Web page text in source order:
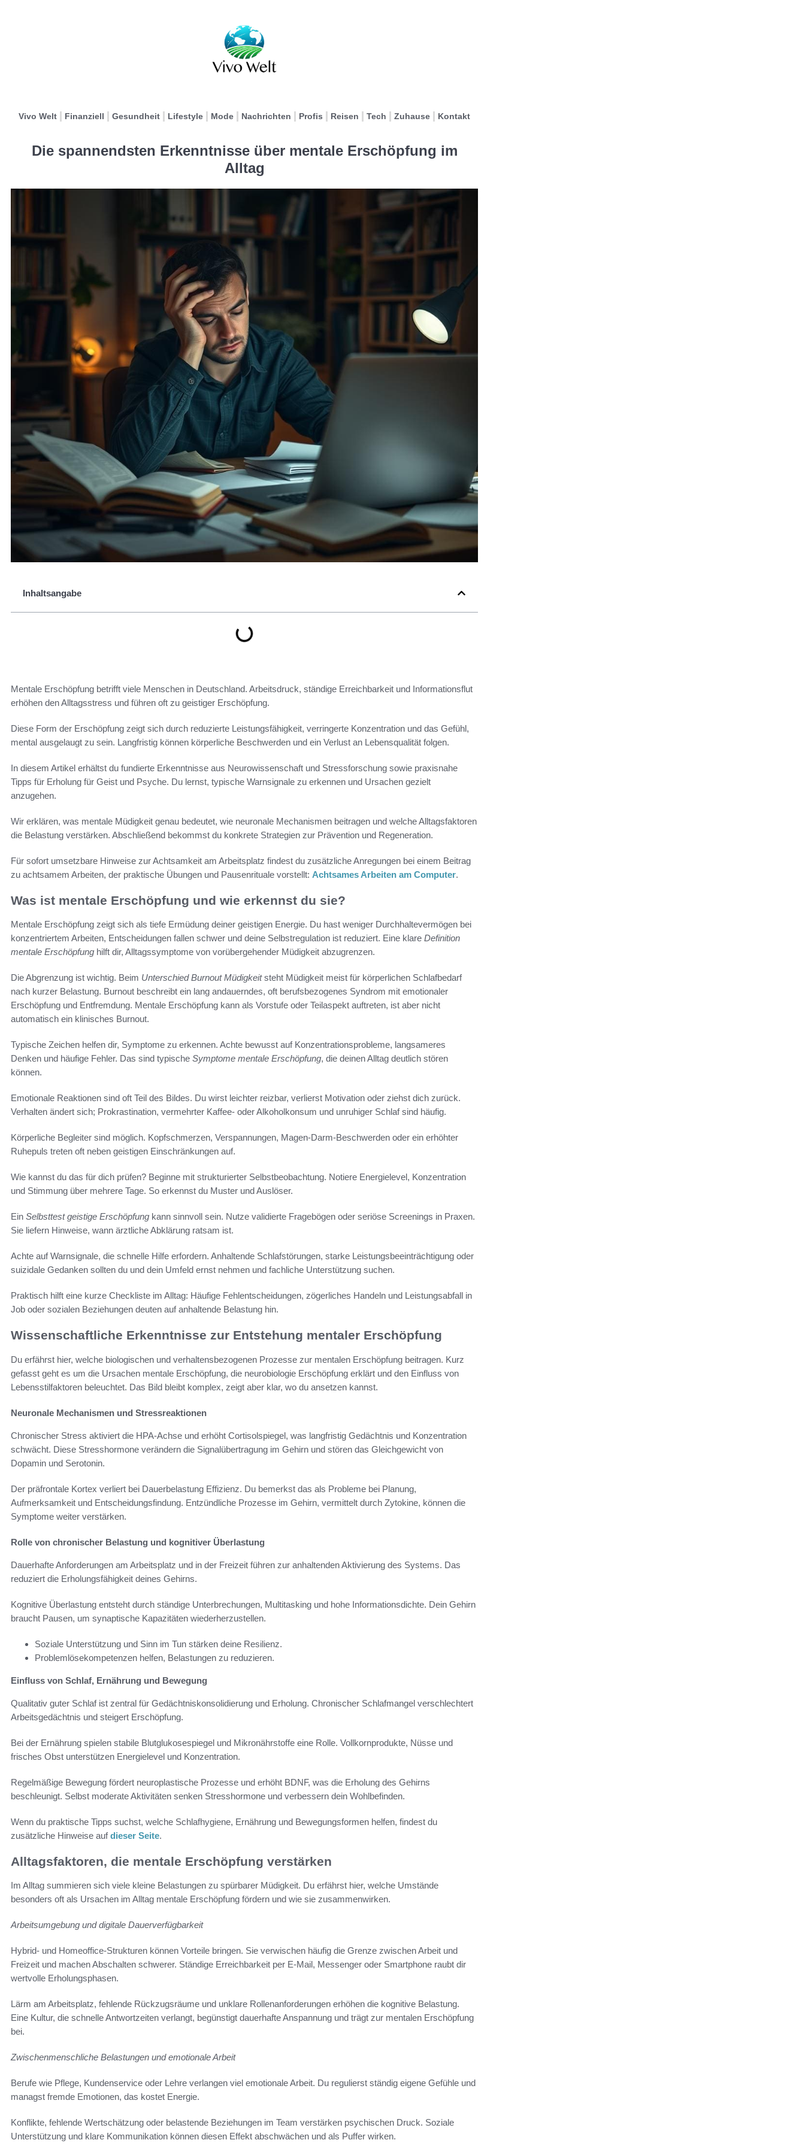
Vivo Welt Finanziell Gesundheit Lifestyle Mode Nachrichten Profis Reisen Tech Zuhause Kontakt
Die spannendsten Erkenntnisse über mentale Erschöpfung im
Alltag
Inhaltsangabe
Mentale Erschöpfung betrifft viele Menschen in Deutschland. Arbeitsdruck, ständige Erreichbarkeit und Informationsflut
erhöhen den Alltagsstress und führen oft zu geistiger Erschöpfung.
Diese Form der Erschöpfung zeigt sich durch reduzierte Leistungsfähigkeit, verringerte Konzentration und das Gefühl,
mental ausgelaugt zu sein. Langfristig können körperliche Beschwerden und ein Verlust an Lebensqualität folgen.
In diesem Artikel erhältst du fundierte Erkenntnisse aus Neurowissenschaft und Stressforschung sowie praxisnahe
Tipps für Erholung für Geist und Psyche. Du lernst, typische Warnsignale zu erkennen und Ursachen gezielt
anzugehen.
Wir erklären, was mentale Müdigkeit genau bedeutet, wie neuronale Mechanismen beitragen und welche Alltagsfaktoren
die Belastung verstärken. Abschließend bekommst du konkrete Strategien zur Prävention und Regeneration.
Für sofort umsetzbare Hinweise zur Achtsamkeit am Arbeitsplatz findest du zusätzliche Anregungen bei einem Beitrag
zu achtsamem Arbeiten, der praktische Übungen und Pausenrituale vorstellt: Achtsames Arbeiten am Computer.
Was ist mentale Erschöpfung und wie erkennst du sie?
Mentale Erschöpfung zeigt sich als tiefe Ermüdung deiner geistigen Energie. Du hast weniger Durchhaltevermögen bei
konzentriertem Arbeiten, Entscheidungen fallen schwer und deine Selbstregulation ist reduziert. Eine klare Definition
mentale Erschöpfung hilft dir, Alltagssymptome von vorübergehender Müdigkeit abzugrenzen.
Die Abgrenzung ist wichtig. Beim Unterschied Burnout Müdigkeitsteht Müdigkeit meist für körperlichen Schlafbedarf
nach kurzer Belastung. Burnout beschreibt ein lang andauerndes, oft berufsbezogenes Syndrom mit emotionaler
Erschöpfung und Entfremdung. Mentale Erschöpfung kann als Vorstufe oder Teilaspekt auftreten, ist aber nicht
automatisch ein klinisches Burnout.
Typische Zeichen helfen dir, Symptome zu erkennen. Achte bewusst auf Konzentrationsprobleme, langsameres
Denken und häufige Fehler. Das sind typische Symptome mentale Erschöpfung, die deinen Alltag deutlich stören
können.
Emotionale Reaktionen sind oft Teil des Bildes. Du wirst leichter reizbar, verlierst Motivation oder ziehst dich zurück.
Verhalten ändert sich; Prokrastination, vermehrter Kaffee- oder Alkoholkonsum und unruhiger Schlaf sind häufig.
Körperliche Begleiter sind möglich. Kopfschmerzen, Verspannungen, Magen-Darm-Beschwerden oder ein erhöhter
Ruhepuls treten oft neben geistigen Einschränkungen auf.
Wie kannst du das für dich prüfen? Beginne mit strukturierter Selbstbeobachtung. Notiere Energielevel, Konzentration
und Stimmung über mehrere Tage. So erkennst du Muster und Auslöser.
Ein Selbsttest geistige Erschöpfung kann sinnvoll sein. Nutze validierte Fragebögen oder seriöse Screenings in Praxen.
Sie liefern Hinweise, wann ärztliche Abklärung ratsam ist.
Achte auf Warnsignale, die schnelle Hilfe erfordern. Anhaltende Schlafstörungen, starke Leistungsbeeinträchtigung oder
suizidale Gedanken sollten du und dein Umfeld ernst nehmen und fachliche Unterstützung suchen.
Praktisch hilft eine kurze Checkliste im Alltag: Häufige Fehlentscheidungen, zögerliches Handeln und Leistungsabfall in
Job oder sozialen Beziehungen deuten auf anhaltende Belastung hin.
Wissenschaftliche Erkenntnisse zur Entstehung mentaler Erschöpfung
Du erfährst hier, welche biologischen und verhaltensbezogenen Prozesse zur mentalen Erschöpfung beitragen. Kurz
gefasst geht es um die Ursachen mentale Erschöpfung, die neurobiologie Erschöpfung erklärt und den Einfluss von
Lebensstilfaktoren beleuchtet. Das Bild bleibt komplex, zeigt aber klar, wo du ansetzen kannst.
Neuronale Mechanismen und Stressreaktionen
Chronischer Stress aktiviert die HPA-Achse und erhöht Cortisolspiegel, was langfristig Gedächtnis und Konzentration
schwächt. Diese Stresshormone verändern die Signalübertragung im Gehirn und stören das Gleichgewicht von
Dopamin und Serotonin.
Der präfrontale Kortex verliert bei Dauerbelastung Effizienz. Du bemerkst das als Probleme bei Planung,
Aufmerksamkeit und Entscheidungsfindung. Entzündliche Prozesse im Gehirn, vermittelt durch Zytokine, können die
Symptome weiter verstärken.
Rolle von chronischer Belastung und kognitiver Überlastung
Dauerhafte Anforderungen am Arbeitsplatz und in der Freizeit führen zur anhaltenden Aktivierung des Systems. Das
reduziert die Erholungsfähigkeit deines Gehirns.
Kognitive Überlastung entsteht durch ständige Unterbrechungen, Multitasking und hohe Informationsdichte. Dein Gehirn
braucht Pausen, um synaptische Kapazitäten wiederherzustellen.
Soziale Unterstützung und Sinn im Tun stärken deine Resilienz.
Problemlösekompetenzen helfen, Belastungen zu reduzieren.
Einfluss von Schlaf, Ernährung und Bewegung
Qualitativ guter Schlaf ist zentral für Gedächtniskonsolidierung und Erholung. Chronischer Schlafmangel verschlechtert
Arbeitsgedächtnis und steigert Erschöpfung.
Bei der Ernährung spielen stabile Blutglukosespiegel und Mikronährstoffe eine Rolle. Vollkornprodukte, Nüsse und
frisches Obst unterstützen Energielevel und Konzentration.
Regelmäßige Bewegung fördert neuroplastische Prozesse und erhöht BDNF, was die Erholung des Gehirns
beschleunigt. Selbst moderate Aktivitäten senken Stresshormone und verbessern dein Wohlbefinden.
Wenn du praktische Tipps suchst, welche Schlafhygiene, Ernährung und Bewegungsformen helfen, findest du
zusätzliche Hinweise aufdieser Seite.
Alltagsfaktoren, die mentale Erschöpfung verstärken
Im Alltag summieren sich viele kleine Belastungen zu spürbarer Müdigkeit. Du erfährst hier, welche Umstände
besonders oft als Ursachen im Alltag mentale Erschöpfung fördern und wie sie zusammenwirken.
Arbeitsumgebung und digitale Dauerverfügbarkeit
Hybrid- und Homeoffice-Strukturen können Vorteile bringen. Sie verwischen häufig die Grenze zwischen Arbeit und
Freizeit und machen Abschalten schwerer. Ständige Erreichbarkeit per E‑Mail, Messenger oder Smartphone raubt dir
wertvolle Erholungsphasen.
Lärm am Arbeitsplatz, fehlende Rückzugsräume und unklare Rollenanforderungen erhöhen die kognitive Belastung.
Eine Kultur, die schnelle Antwortzeiten verlangt, begünstigt dauerhafte Anspannung und trägt zur mentalen Erschöpfung
bei.
Zwischenmenschliche Belastungen und emotionale Arbeit
Berufe wie Pflege, Kundenservice oder Lehre verlangen viel emotionale Arbeit. Du regulierst ständig eigene Gefühle und
managst fremde Emotionen, das kostet Energie.
Konflikte, fehlende Wertschätzung oder belastende Beziehungen im Team verstärken psychischen Druck. Soziale
Unterstützung und klare Kommunikation können diesen Effekt abschwächen und als Puffer wirken.